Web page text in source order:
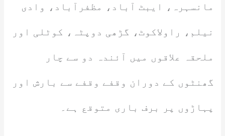
مانسہرہ، ایبٹ آباد، مظفرآباد، وادی
نیلم، راولاکوٹ، گڑھی دوپٹہ، کوٹلی اور
ملحقہ علاقوں میں آئندہ دو سے چار
گھنٹوں کے دوران وقفے وقفے سے بارش اور
پہاڑوں پر برف باری متوقع ہے۔